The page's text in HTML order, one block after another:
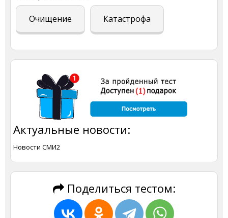
Очищение Катастрофа
Актуальные новости:
Новости СМИ2
Поделиться тестом: